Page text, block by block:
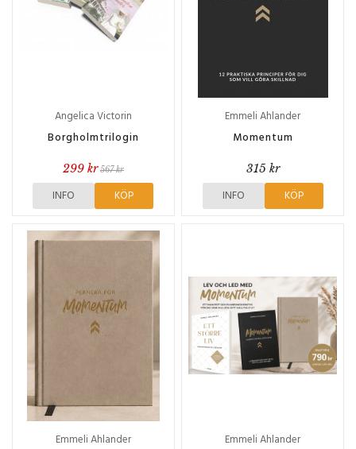
Angelica Victorin
Borgholmtrilogin
299 kr 567 kr
INFO KÖP
Emmeli Ahlander
Momentum
315 kr
INFO KÖP
Emmeli Ahlander
Emmeli Ahlander